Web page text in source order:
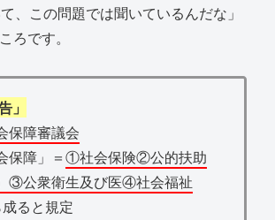
、この問題では聞いているんだな」
ろです。
」
保障審議会
保障」＝①社会保険②公的扶助
③公衆衛生及び医④社会福祉
ると規定